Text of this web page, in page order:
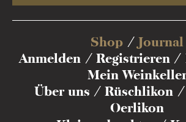
Shop
Journal
Anmelden
Registrieren
Mein
Über uns
Rüschlikon
Oerlikon